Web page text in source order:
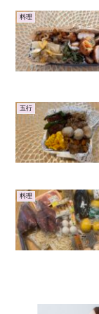
料理
五行
料理